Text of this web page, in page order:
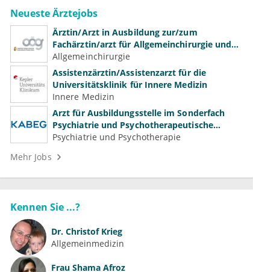
Neueste Ärztejobs
Ärztin/Arzt in Ausbildung zur/zum
Fachärztin/arzt für Allgemeinchirurgie und
Gefäßchirurgie
Allgemeinchirurgie
Assistenzärztin/Assistenzarzt für die
Universitätsklinik für Innere Medizin
Innere Medizin
Arzt für Ausbildungsstelle im Sonderfach
Psychiatrie und Psychotherapeutische
Medizin (m/w/d)
Psychiatrie und Psychotherapie
Mehr Jobs
Kennen Sie ...?
Dr. Christof Krieg
Allgemeinmedizin
Frau Shama Afroz